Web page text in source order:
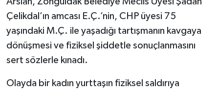
Çelikdal’ın amcası E.Ç.’nin, CHP üyesi 75
yaşındaki M.Ç. ile yaşadığı tartışmanın kavgaya
dönüşmesi ve fiziksel şiddetle sonuçlanmasını
sert sözlerle kınadı.
Olayda bir kadın yurttaşın fiziksel saldırıya